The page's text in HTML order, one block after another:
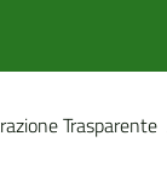
Trasparente